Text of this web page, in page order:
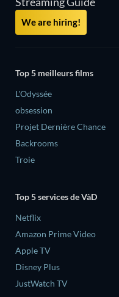
We are hiring!
Top 5 meilleurs films
L'Odyssée
obsession
Projet Dernière Chance
Backrooms
Troie
Top 5 services de VàD
Netflix
Amazon Prime Video
Apple TV
Disney Plus
JustWatch TV